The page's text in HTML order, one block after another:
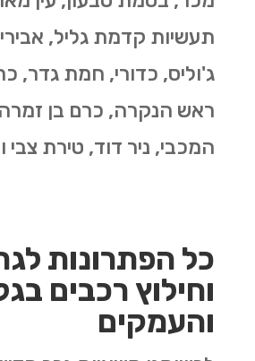
תעשיות קדמת גליל,
ג'וליס, כדורי, חמת גדר,
ראש הנקרה, כרם בן
המכבי, ניר דוד, טירת צבי
כל הפתרונות
וחילוץ רכבים
והעמקים